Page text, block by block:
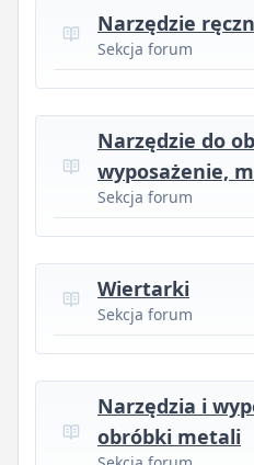
Narzędzie
Sekcja forum
Narzędzie do
wyposażenie,
Sekcja forum
Wiertarki
Sekcja forum
Narzędzia i
obróbki metali